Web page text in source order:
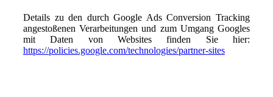
Details zu den durch Google Ads Conversion Tracking
angestoßenen Verarbeitungen und zum Umgang Googles
mit Daten von Websites finden Sie hier:
https://policies.google.com/technologies/partner-sites